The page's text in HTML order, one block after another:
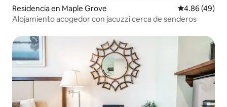
Residencia en Maple Grove Calificación
4.86 (49)
Alojamiento acogedor con jacuzzi cerca de senderos